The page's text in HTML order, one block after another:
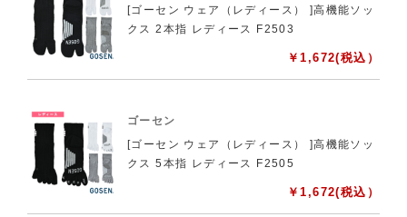
[ゴーセン ウェア（レディース） ]高機能ソッ
クス 2本指 レディース F2503
￥1,672(税込）
ゴーセン
[ゴーセン ウェア（レディース） ]高機能ソッ
クス 5本指 レディース F2505
￥1,672(税込）